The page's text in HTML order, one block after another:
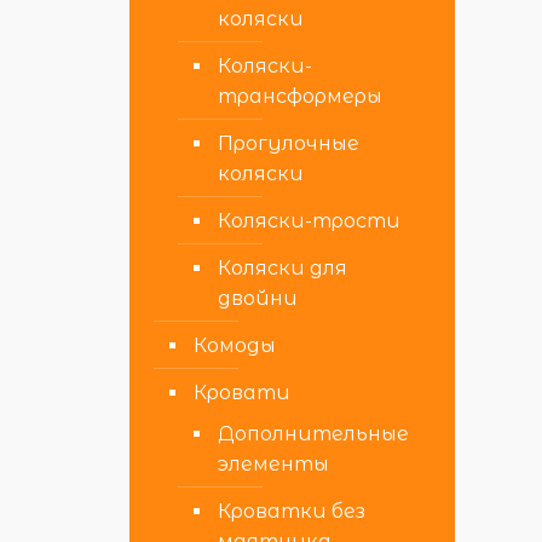
коляски
Коляски-
трансформеры
Прогулочные
коляски
Коляски-трости
Коляски для
двойни
Комоды
Кровати
Дополнительные
элементы
Кроватки без